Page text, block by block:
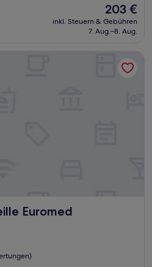
Der
Preis
beträgt
203 €
inkl. Steuern & Gebühren
7. Aug.–8. Aug.
Euromed